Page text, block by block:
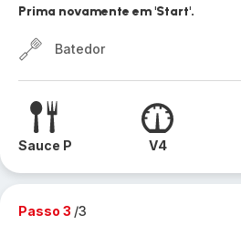
Prima novamente em 'Start'.
Batedor
Sauce P V4
Passo 3 /3